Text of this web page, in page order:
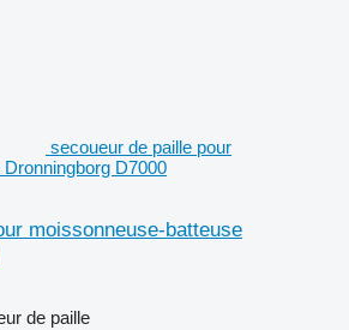
secoueur de paille pour
D7000
moissonneuse-batteuse
de paille